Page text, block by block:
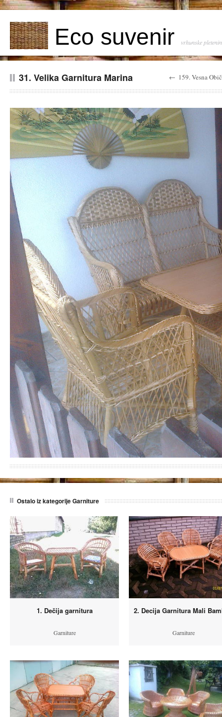
Eco suvenir vrhunske
31. Velika Garnitura Marina ← 159. Vesna
Ostalo iz kategorije Garniture
1. Dečija garnitura
Garniture
2. Decija Garnitura Mali
Garniture